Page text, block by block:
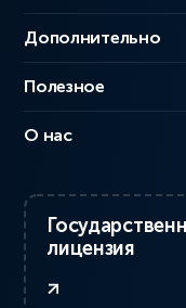
Дополнительно
Полезное
О нас
лицензия